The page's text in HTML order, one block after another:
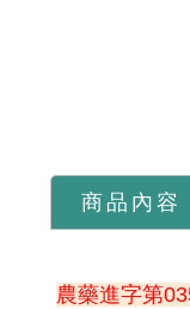
商品內容
農藥進字第